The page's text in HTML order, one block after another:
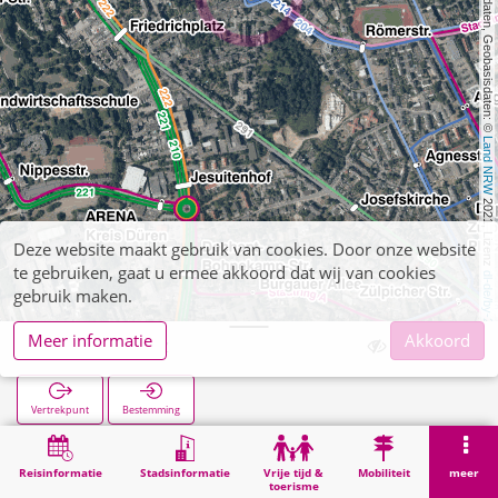
, Kartendaten, Geobasisdaten: ©
Land NRW
2021, Lizenz
dl-de/by-2-0
Reisinformatie Stadsinformatie
Vrije tijd &
toerisme
Mobiliteit meer
Chlodwigplatz
Vertrekpunt Bestemming
Zoekopracht Chlodwigplatz
Deze website maakt gebruik van cookies. Door onze website
te gebruiken, gaat u ermee akkoord dat wij van cookies
gebruik maken.
Meer informatie
Akkoord